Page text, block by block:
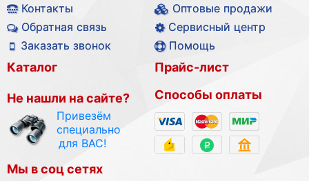
Контакты
Обратная связь
Заказать звонок
Оптовые продажи
Сервисный центр
Помощь
Каталог
Не нашли на сайте?
Привезём
специально
для ВАС!
Прайс-лист
Способы оплаты
Мы в соц сетях